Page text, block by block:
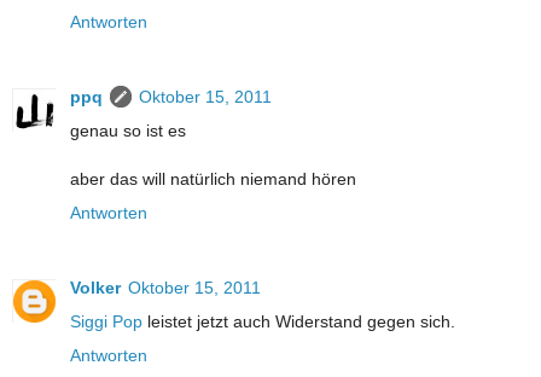
Antworten
ppq
Oktober 15, 2011
genau so ist es
aber das will natürlich niemand hören
Antworten
Volker Oktober 15, 2011
Siggi Pop leistet jetzt auch Widerstand gegen sich.
Antworten